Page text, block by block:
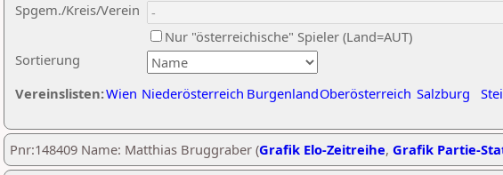
Sortierung
Spgem./Kreis/Verein
Nur "österreichische" Spieler (Land=AUT)
Vereinslisten:Wien Niederösterreich BurgenlandOberösterreich Salzburg
Pnr:148409 Name: Matthias Bruggraber (Grafik Elo-Zeitreihe, Grafik Partie-